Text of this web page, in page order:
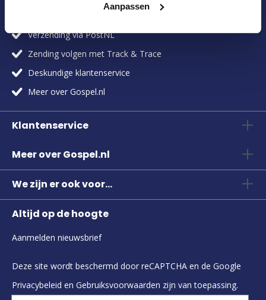
Aanpassen
Verzending via PostNL
Zending volgen met Track & Trace
Deskundige klantenservice
Meer over Gospel.nl
Klantenservice
Meer over Gospel.nl
We zijn er ook voor...
Altijd op de hoogte
Aanmelden nieuwsbrief
Deze site wordt beschermd door reCAPTCHA en de Google
Privacybeleid en Gebruiksvoorwaarden zijn van toepassing.